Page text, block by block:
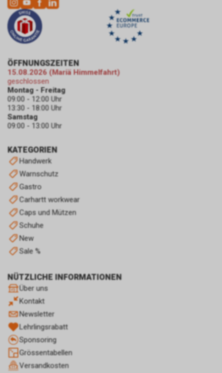
KATEGORIEN
Handwerk
Warnschutz
Gastro
Carhartt workwear
Caps und Mützen
Schuhe
New
Sale %
NÜTZLICHE INFORMATIONEN
Über uns
Kontakt
Newsletter
Lehrlingsrabatt
Sponsoring
Grössentabellen
Versandkosten
ÖFFNUNGSZEITEN
15.08.2026 (Mariä Himmelfahrt)
geschlossen
Montag - Freitag
09:00 - 12:00 Uhr
13:30 - 18:00 Uhr
Samstag
09:00 - 13:00 Uhr